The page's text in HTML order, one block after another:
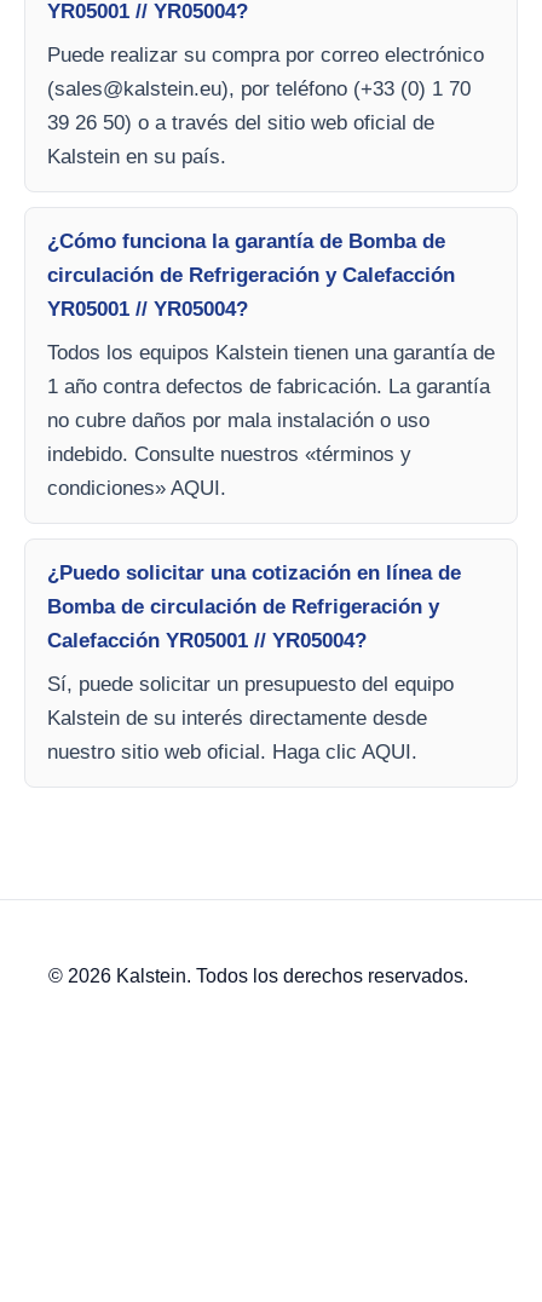
YR05001 // YR05004?
Puede realizar su compra por correo electrónico
(sales@kalstein.eu), por teléfono (+33 (0) 1 70
39 26 50) o a través del sitio web oficial de
Kalstein en su país.
¿Cómo funciona la garantía de Bomba de
circulación de Refrigeración y Calefacción
YR05001 // YR05004?
Todos los equipos Kalstein tienen una garantía de
1 año contra defectos de fabricación. La garantía
no cubre daños por mala instalación o uso
indebido. Consulte nuestros «términos y
condiciones» AQUI.
¿Puedo solicitar una cotización en línea de
Bomba de circulación de Refrigeración y
Calefacción YR05001 // YR05004?
Sí, puede solicitar un presupuesto del equipo
Kalstein de su interés directamente desde
nuestro sitio web oficial. Haga clic AQUI.
© 2026 Kalstein. Todos los derechos reservados.